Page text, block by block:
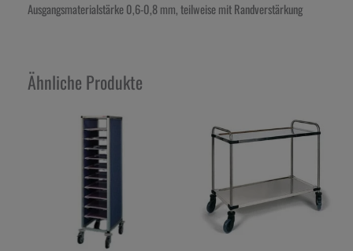
Ausgangsmaterialstärke 0,6-0,8 mm, teilweise mit Randverstärkung
Ähnliche Produkte